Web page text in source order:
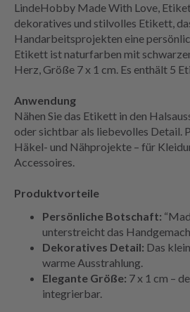
LindeHobby Made With Love,
dekoratives und stilvolles Etikett,
Handarbeitsprojekten eine
Etikett ist naturfarben mit
Herz, Größe 7 x 1 cm. Es enthält 5
Anwendung
Nähen Sie das Etikett in den
oder sichtbar als liebevolles Detail.
Häkel- und Nähprojekte – für
Accessoires.
Produktvorteile
Persönliche Botschaft:
unterstreicht das
Dekoratives Detail: Das
warme Ausstrahlung.
Elegante Größe: 7 x 1 cm –
integrierbar.